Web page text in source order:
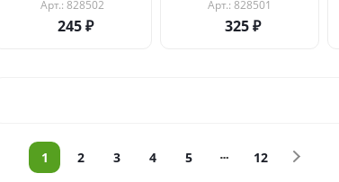
Арт.: 828502
245
Арт.: 828501
325
1 2 3 4 5 12